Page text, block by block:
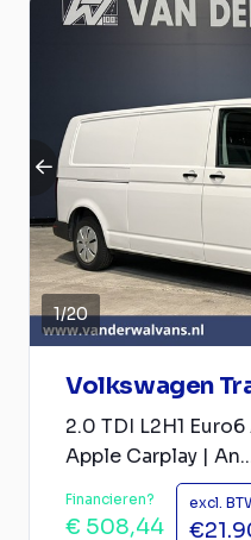
1/20
Volkswagen
2.0 TDI L2H1
Apple Carplay |
Financieren?
€ 508,44
excl.